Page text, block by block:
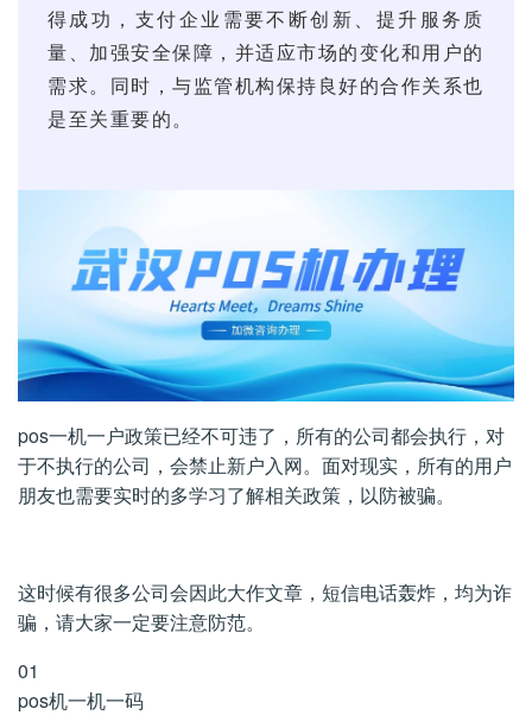
得成功，支付企业需要不断创新、提升服务质
量、加强安全保障，并适应市场的变化和用户的
需求。同时，与监管机构保持良好的合作关系也
是至关重要的。
pos一机一户政策已经不可违了，所有的公司都会执行，对
于不执行的公司，会禁止新户入网。面对现实，所有的用户
朋友也需要实时的多学习了解相关政策，以防被骗。
这时候有很多公司会因此大作文章，短信电话轰炸，均为诈
骗，请大家一定要注意防范。
01
pos机一机一码